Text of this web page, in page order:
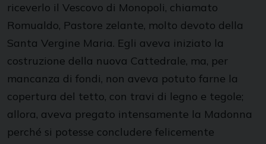
riceverlo il Vescovo di Monopoli, chiamato
Romualdo, Pastore zelante, molto devoto della
Santa Vergine Maria. Egli aveva iniziato la
costruzione della nuova Cattedrale, ma, per
mancanza di fondi, non aveva potuto farne la
copertura del tetto, con travi di legno e tegole;
allora, aveva pregato intensamente la Madonna
perché si potesse concludere felicemente